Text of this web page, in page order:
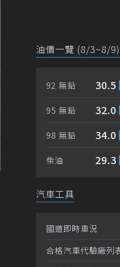
油價一覽 (8/3~8/9)
92 無鉛 30.5
95 無鉛 32.0
98 無鉛 34.0
柴油 29.3
汽車工具
國道即時車況
合格汽車代驗廠列